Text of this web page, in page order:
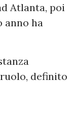
Atlanta, poi
anno ha
definito